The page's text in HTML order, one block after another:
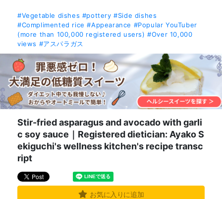
#Vegetable dishes #pottery #Side dishes
#Complimented rice #Appearance #Popular YouTuber
(more than 100,000 registered users) #Over 10,000
views #アスパラガス
Stir-fried asparagus and avocado with garli
c soy sauce｜Registered dietician: Ayako S
ekiguchi's wellness kitchen's recipe transc
ript
お気に入りに追加